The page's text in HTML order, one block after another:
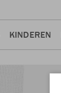
KINDEREN